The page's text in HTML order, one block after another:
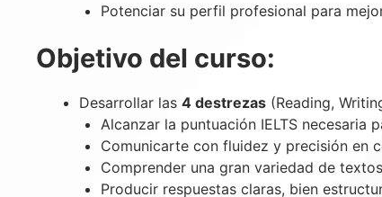
Potenciar su perfil profesional para
Objetivo del curso:
Desarrollar las 4 destrezas (Reading,
Alcanzar la puntuación IELTS necesaria
Comunicarte con fluidez y precisión en
Comprender una gran variedad de
Producir respuestas claras, bien